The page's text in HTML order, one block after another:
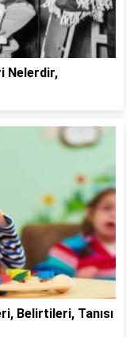
Nelerdir,
Belirtileri, Tanısı